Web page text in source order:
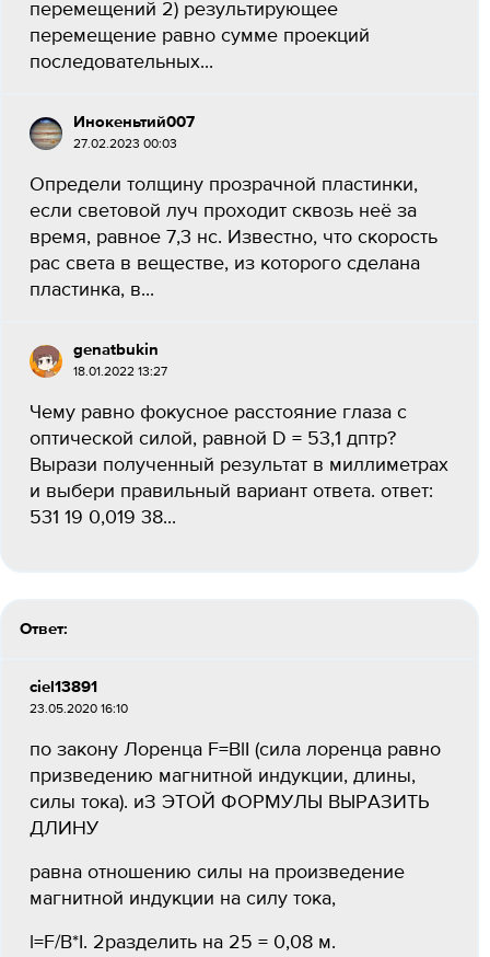
перемещений 2) результирующее
перемещение равно сумме проекций
последовательных...
Инокеньтий007
27.02.2023 00:03
Определи толщину прозрачной пластинки,
если световой луч проходит сквозь неё за
время, равное 7,3 нс. Известно, что скорость
рас света в веществе, из которого сделана
пластинка, в...
genatbukin
18.01.2022 13:27
Чему равно фокусное расстояние глаза с
оптической силой, равной D = 53,1 дптр?
Вырази полученный результат в миллиметрах
и выбери правильный вариант ответа. ответ:
531 19 0,019 38...
Ответ:
ciel13891
23.05.2020 16:10
по закону Лоренца F=BlI (сила лоренца равно
призведению магнитной индукции, длины,
силы тока). иЗ ЭТОЙ ФОРМУЛЫ ВЫРАЗИТЬ
ДЛИНУ
равна отношению силы на произведение
магнитной индукции на силу тока,
l=F/B*I. 2разделить на 25 = 0,08 м.